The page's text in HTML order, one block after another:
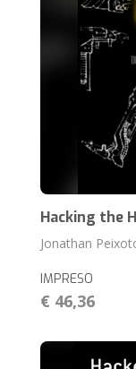
Hacking the
Jonathan
IMPRESO
€ 46,36